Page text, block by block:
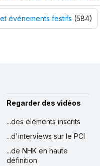
événements festifs (584)
Regarder des vidéos
...des éléments inscrits
...d'interviews sur le PCI
...de NHK en haute
définition